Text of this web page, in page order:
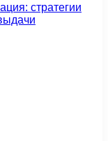
стратегии